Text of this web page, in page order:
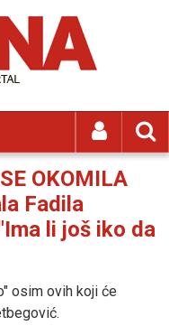
OKOMILA
Fadila
li još iko da
osim ovih koji će